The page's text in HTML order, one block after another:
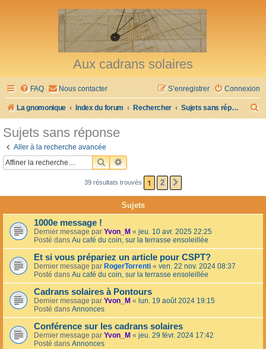
Aux cadrans solaires
FAQ Nous contacter Connexion
S’enregistrer
La gnomonique Index du forum Rechercher Sujets sans réponse
h
r
Sujets sans réponse
Aller à la recherche avancée
RECHERCHER
RECHERCHE AVANCÉE
39 résultats trouvés 1 2
Sujets
1000e message !
Dernier message par Yvon_M « jeu. 10 avr. 2025 22:25
Posté dans Au café du coin, sur la terrasse ensoleillée
Et si vous prépariez un article pour CSPT?
Dernier message par RogerTorrenti « ven. 22 nov. 2024 08:37
Posté dans Au café du coin, sur la terrasse ensoleillée
Cadrans solaires à Pontours
Dernier message par Yvon_M « lun. 19 août 2024 19:15
Posté dans Annonces
Conférence sur les cadrans solaires
Dernier message par Yvon_M « jeu. 29 févr. 2024 17:42
Posté dans Annonces